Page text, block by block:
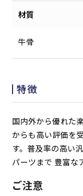
材質
牛骨
特徴
国内外から優れた
からも高い評価を
す。普及率の高い
パーツまで 豊富な
ご注意